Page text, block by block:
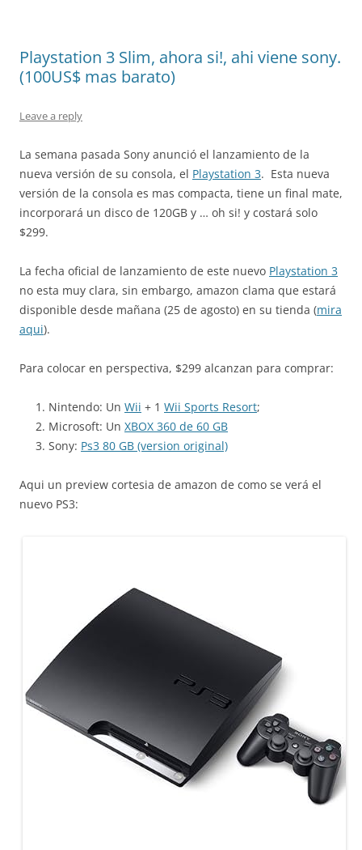
Playstation 3 Slim, ahora si!, ahi viene sony.
(100US$ mas barato)
Leave a reply
La semana pasada Sony anunció el lanzamiento de la
nueva versión de su consola, el Playstation 3. Esta nueva
versión de la consola es mas compacta, tiene un final mate,
incorporará un disco de 120GB y … oh si! y costará solo
$299.
La fecha oficial de lanzamiento de este nuevo Playstation 3
no esta muy clara, sin embargo, amazon clama que estará
disponible desde mañana (25 de agosto) en su tienda (mira
aqui).
Para colocar en perspectiva, $299 alcanzan para comprar:
Nintendo: Un Wii + 1 Wii Sports Resort;
Microsoft: Un XBOX 360 de 60 GB
Sony: Ps3 80 GB (version original)
Aqui un preview cortesia de amazon de como se verá el
nuevo PS3: